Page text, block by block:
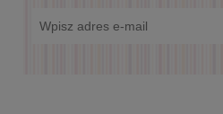
LUI SZARY